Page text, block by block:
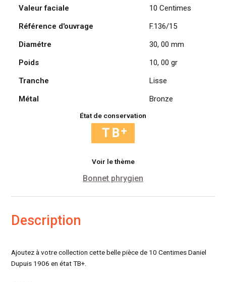
1906
Valeur faciale
10 Centimes
Référence d'ouvrage
F.136/15
Diamétre
30, 00 mm
Poids
10, 00 gr
Tranche
Lisse
Métal
Bronze
État de conservation
Voir le thème
Bonnet phrygien
Description
Ajoutez à votre collection cette belle pièce de 10 Centimes Daniel
Dupuis 1906 en état TB+.